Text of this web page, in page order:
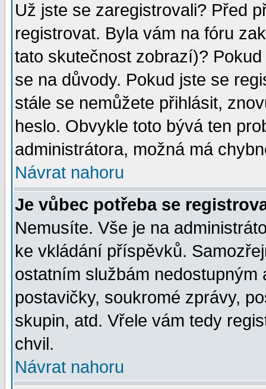
Už jste se zaregistrovali? Před
registrovat. Byla vám na fóru
tato skutečnost zobrazí)?
se na důvody. Pokud jste se
stále se nemůžete přihlásit,
heslo. Obvykle toto bývá ten
administrátora, možná má
Návrat nahoru
Je vůbec potřeba se
Nemusíte. Vše je na
ke vkládání příspěvků.
ostatním službám
postavičky, soukromé zprávy,
skupin, atd. Vřele vám tedy
chvil.
Návrat nahoru